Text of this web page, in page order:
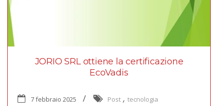
JORIO SRL ottiene la certificazione
EcoVadis
7 febbraio 2025 Post , tecnologia